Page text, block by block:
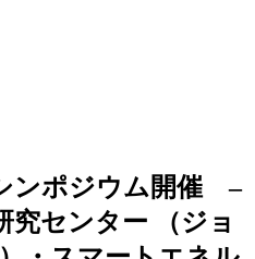
ンポジウム開催 –
究センター （ジョ